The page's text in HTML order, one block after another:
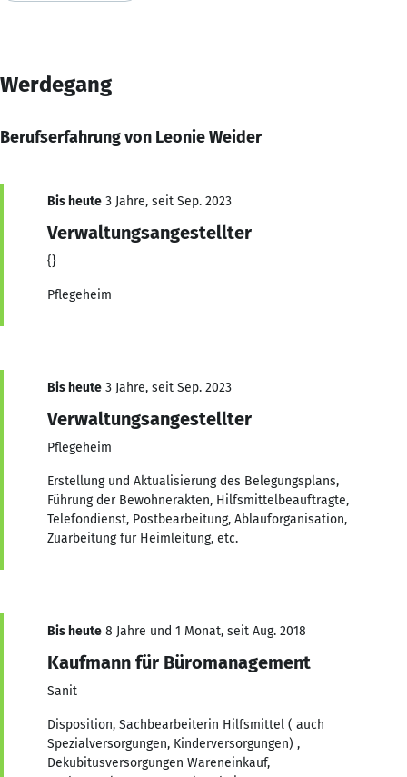
Werdegang
Berufserfahrung von Leonie Weider
Bis heute 3 Jahre, seit Sep. 2023
Verwaltungsangestellter
{}
Pflegeheim
Bis heute 3 Jahre, seit Sep. 2023
Verwaltungsangestellter
Pflegeheim
Erstellung und Aktualisierung des Belegungsplans,
Führung der Bewohnerakten, Hilfsmittelbeauftragte,
Telefondienst, Postbearbeitung, Ablauforganisation,
Zuarbeitung für Heimleitung, etc.
Bis heute 8 Jahre und 1 Monat, seit Aug. 2018
Kaufmann für Büromanagement
Sanit
Disposition, Sachbearbeiterin Hilfsmittel ( auch
Spezialversorgungen, Kinderversorgungen) ,
Dekubitusversorgungen Wareneinkauf,